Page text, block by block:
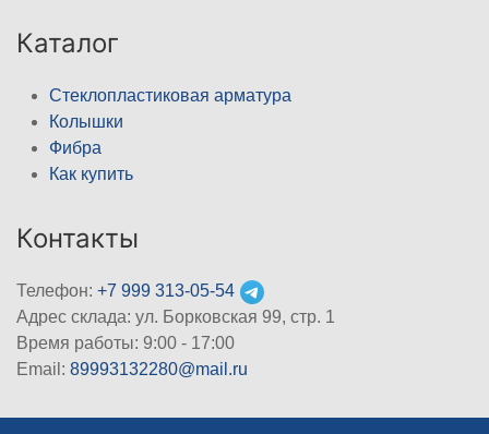
Каталог
Стеклопластиковая арматура
Колышки
Фибра
Как купить
Контакты
Телефон: +7 999 313-05-54
Адрес склада: ул. Борковская 99, стр. 1
Время работы: 9:00 - 17:00
Email: 89993132280@mail.ru